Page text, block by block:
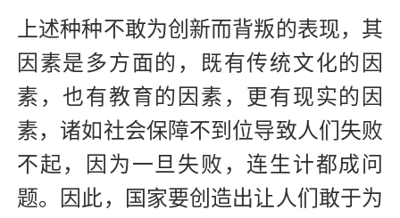
上述种种不敢为创新而背叛的表现，其
因素是多方面的，既有传统文化的因
素，也有教育的因素，更有现实的因
素，诸如社会保障不到位导致人们失败
不起，因为一旦失败，连生计都成问
题。因此，国 家要创造出让人们敢于为